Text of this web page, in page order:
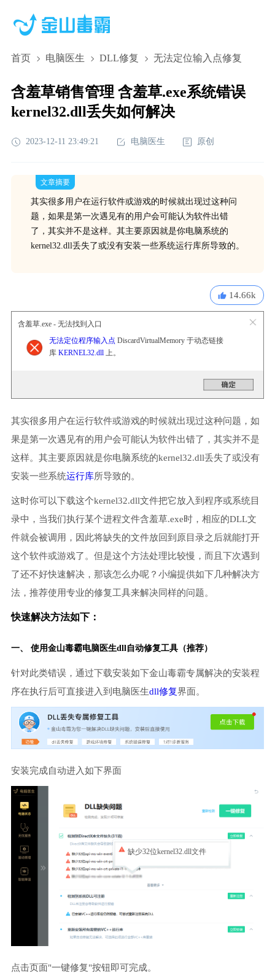
首页 电脑医生 DLL修复 无法定位输入点修复
含羞草销售管理 含羞草.exe系统错误
kernel32.dll丢失如何解决
2023-12-11 23:49:21 电脑医生 原创
文章摘要
其实很多用户在运行软件或游戏的时候就出现过这种问
题，如果是第一次遇见有的用户会可能认为软件出错
了，其实并不是这样。其主要原因就是你电脑系统的
kernel32.dll丢失了或没有安装一些系统运行库所导致的。
14.66k
含羞草.exe - 无法找到入口
无法定位程序输入点 DiscardVirtualMemory 于动态链接
库 KERNEL32.dll上。
其实很多用户在运行软件或游戏的时候就出现过这种问题，如
果是第一次遇见有的用户会可能认为软件出错了，其实并不是
这样。其主要原因就是你电脑系统的kernel32.dll丢失了或没有
安装一些系统运行库所导致的。
这时你可以下载这个kernel32.dll文件把它放入到程序或系统目
录中，当我们执行某个进程文件含羞草.exe时，相应的DLL文
件就会被调用，因此将缺失的文件放回到原目录之后就能打开
这个软件或游戏了。但是这个方法处理比较慢，而且下次遇到
了还不好快速解决，那该怎么办呢？小编提供如下几种解决方
法，推荐使用专业的修复工具来解决同样的问题。
快速解决方法如下：
一、 使用金山毒霸电脑医生dll自动修复工具（推荐）
针对此类错误，通过下载安装如下金山毒霸专属解决的安装程
序在执行后可直接进入到电脑医生dll修复界面。
安装完成自动进入如下界面
缺少32位kernel32.dll文件
点击页面"一键修复"按钮即可完成。